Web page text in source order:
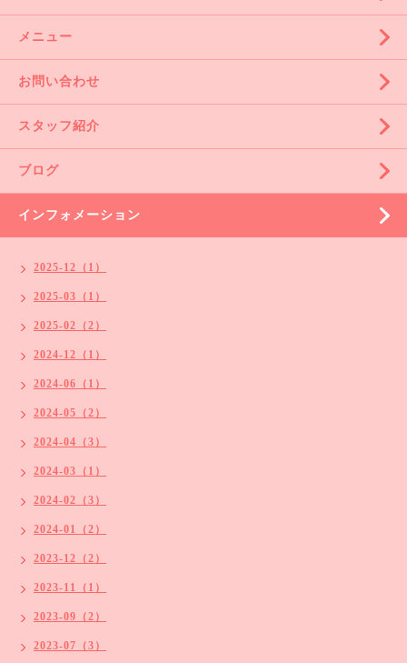
メニュー
お問い合わせ
スタッフ紹介
ブログ
インフォメーション
2025-12（1）
2025-03（1）
2025-02（2）
2024-12（1）
2024-06（1）
2024-05（2）
2024-04（3）
2024-03（1）
2024-02（3）
2024-01（2）
2023-12（2）
2023-11（1）
2023-09（2）
2023-07（3）